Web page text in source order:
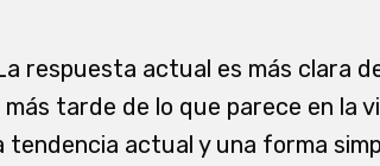
respuesta actual es más clara
tarde de lo que parece en la
actual y una forma